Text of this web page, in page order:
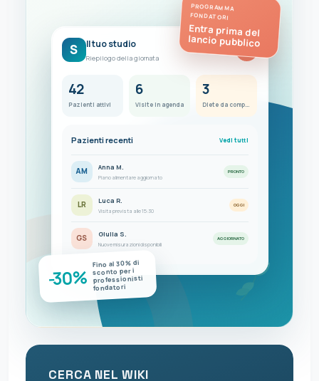
PROGRAMMA
FONDATORI
Entra prima del
lancio pubblico
S Il tuo studio
Riepilogo della giornata
FC
42
Pazienti attivi
6
Visite in agenda
3
Pazienti recenti Vedi tutti
AM Anna M.
Piano alimentare aggiornato
PRONTO
LR Luca R.
Visita prevista alle 15:30
OGGI
GS Giulia S.
Nuove misurazioni disponibili
AGGIORNATO
-30%
Fino al 30% di
sconto per i
professionisti
fondatori
CERCA NEL WIKI